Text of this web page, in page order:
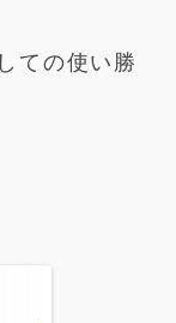
ての使い勝